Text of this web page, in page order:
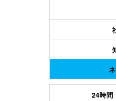
24時間